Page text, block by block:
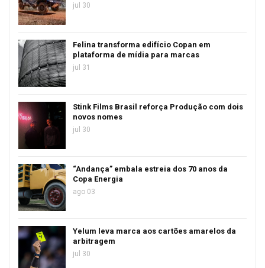
jul 30
Felina transforma edifício Copan em
plataforma de mídia para marcas
jul 31
Stink Films Brasil reforça Produção com dois
novos nomes
jul 30
“Andança” embala estreia dos 70 anos da
Copa Energia
ago 03
Yelum leva marca aos cartões amarelos da
arbitragem
jul 30